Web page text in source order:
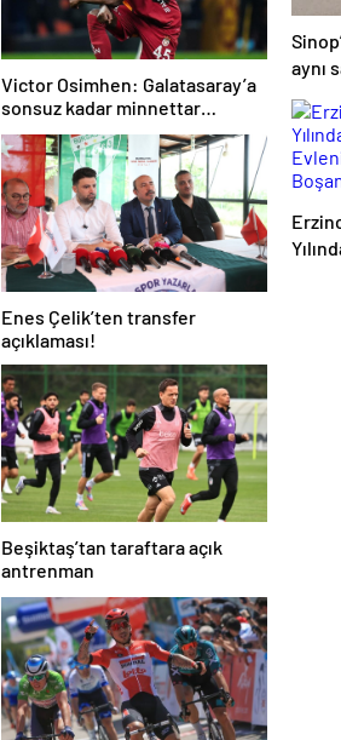
Victor Osimhen: Galatasaray’a
sonsuz kadar minnettar
kalacağım
Enes Çelik’ten transfer
açıklaması!
Beşiktaş’tan taraftara açık
antrenman
aynı